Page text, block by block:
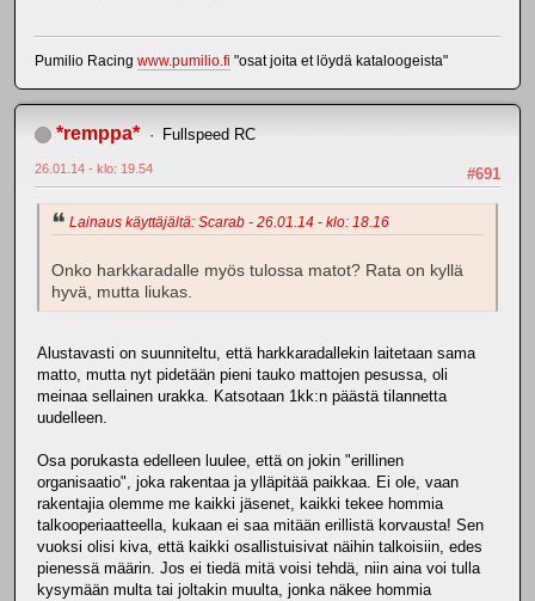
Pumilio Racing www.pumilio.fi "osat joita et löydä kataloogeista"
*remppa* Fullspeed RC
#691
26.01.14 - klo: 19.54
Lainaus käyttäjältä: Scarab - 26.01.14 - klo: 18.16
Onko harkkaradalle myös tulossa matot? Rata on kyllä
hyvä, mutta liukas.
Alustavasti on suunniteltu, että harkkaradallekin laitetaan sama
matto, mutta nyt pidetään pieni tauko mattojen pesussa, oli
meinaa sellainen urakka. Katsotaan 1kk:n päästä tilannetta
uudelleen.
Osa porukasta edelleen luulee, että on jokin "erillinen
organisaatio", joka rakentaa ja ylläpitää paikkaa. Ei ole, vaan
rakentajia olemme me kaikki jäsenet, kaikki tekee hommia
talkooperiaatteella, kukaan ei saa mitään erillistä korvausta! Sen
vuoksi olisi kiva, että kaikki osallistuisivat näihin talkoisiin, edes
pienessä määrin. Jos ei tiedä mitä voisi tehdä, niin aina voi tulla
kysymään multa tai joltakin muulta, jonka näkee hommia